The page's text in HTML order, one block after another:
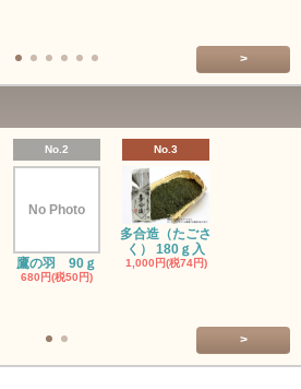
>
No.2
No Photo
鷹の羽 90ｇ
680円(税50円)
No.3
多合造（たごさ
く） 180ｇ入
1,000円(税74円)
>